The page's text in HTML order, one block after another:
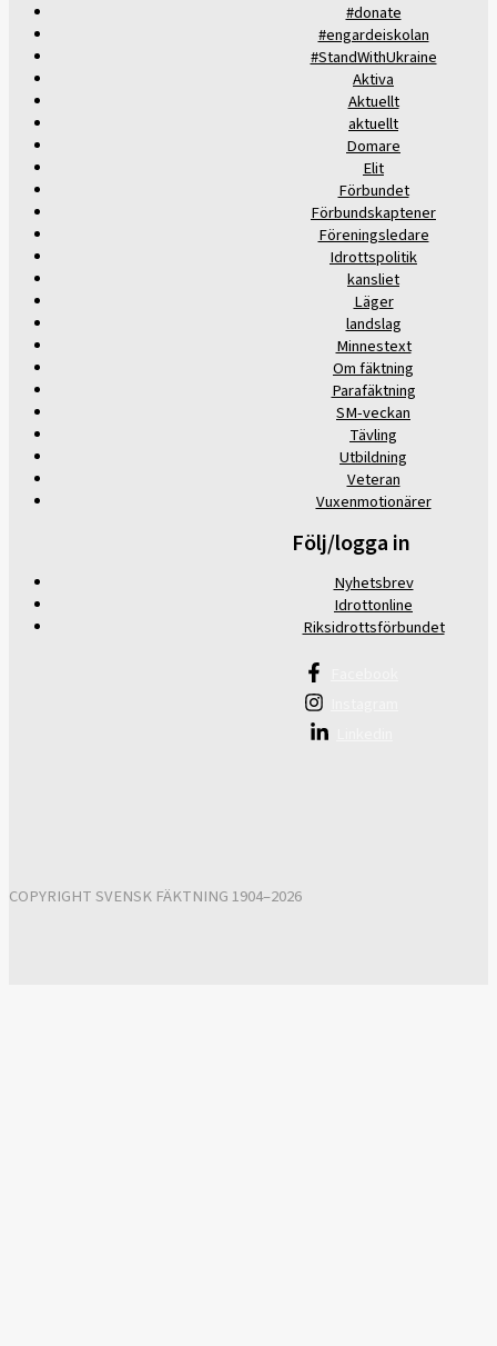
#donate
#engardeiskolan
#StandWithUkraine
Aktiva
Aktuellt
aktuellt
Domare
Elit
Förbundet
Förbundskaptener
Föreningsledare
Idrottspolitik
kansliet
Läger
landslag
Minnestext
Om fäktning
Parafäktning
SM-veckan
Tävling
Utbildning
Veteran
Vuxenmotionärer
Följ/logga in
Nyhetsbrev
Idrottonline
Riksidrottsförbundet
COPYRIGHT SVENSK FÄKTNING 1904–2026